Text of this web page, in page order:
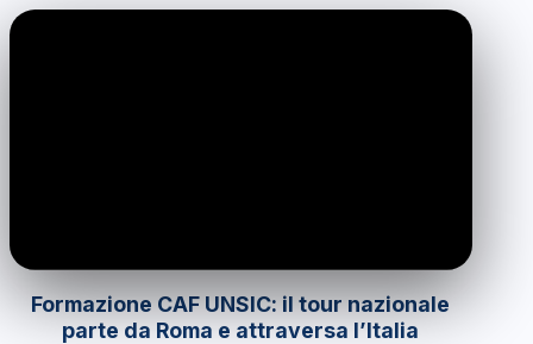
Formazione CAF UNSIC: il tour nazionale
parte da Roma e attraversa l’Italia